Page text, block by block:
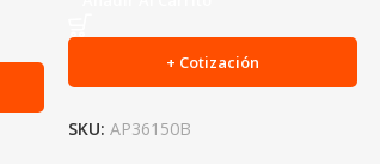
+ Cotización
SKU: AP36150B